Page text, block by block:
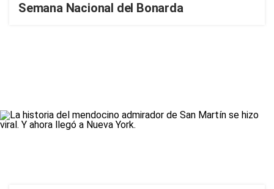
Semana Nacional del Bonarda